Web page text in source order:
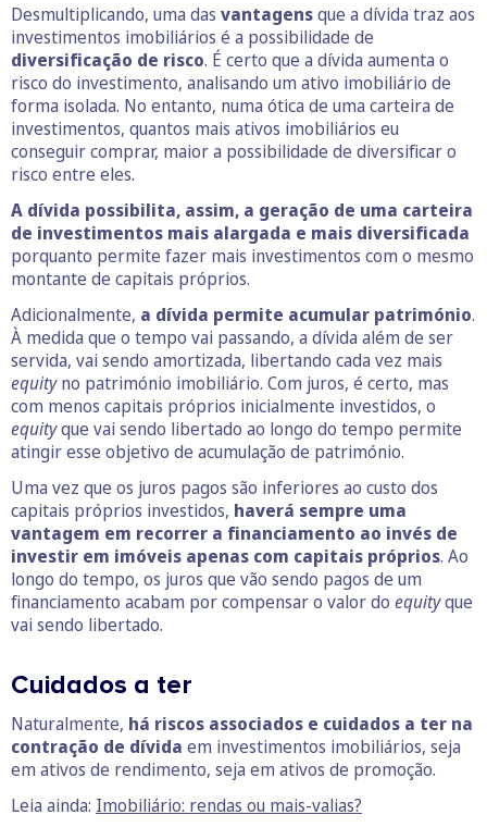
Desmultiplicando, uma das vantagensque a dívida traz aos
investimentos imobiliários é a possibilidade de
diversificação de risco. É certo que a dívida aumenta o
risco do investimento, analisando um ativo imobiliário de
forma isolada. No entanto, numa ótica de uma carteira de
investimentos, quantos mais ativos imobiliários eu
conseguir comprar, maior a possibilidade de diversificar o
risco entre eles.
A dívida possibilita, assim, a geração de uma carteira
de investimentos mais alargada e mais diversificada
porquanto permite fazer mais investimentos com o mesmo
montante de capitais próprios.
Adicionalmente, a dívida permite acumular património.
À medida que o tempo vai passando, a dívida além de ser
servida, vai sendo amortizada, libertando cada vez mais
equityno património imobiliário. Com juros, é certo, mas
com menos capitais próprios inicialmente investidos, o
equityque vai sendo libertado ao longo do tempo permite
atingir esse objetivo de acumulação de património.
Uma vez que os juros pagos são inferiores ao custo dos
capitais próprios investidos, haverá sempre uma
vantagem em recorrer a financiamento ao invés de
investir em imóveis apenas com capitais próprios. Ao
longo do tempo, os juros que vão sendo pagos de um
financiamento acabam por compensar o valor do equityque
vai sendo libertado.
Cuidados a ter
Naturalmente, há riscos associados e cuidados a ter na
contração de dívida em investimentos imobiliários, seja
em ativos de rendimento, seja em ativos de promoção.
Leia ainda: Imobiliário: rendas ou mais-valias?